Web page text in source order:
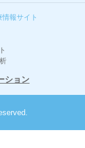
報サイト
ション